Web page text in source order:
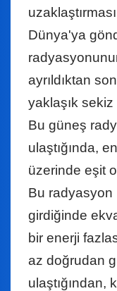
Dünya'ya
ayrıldıktan
yaklaşık
Bu güneş
ulaştığında,
üzerinde eşit
Bu radyasyon
girdiğinde
bir enerji
az doğrudan
ulaştığından,